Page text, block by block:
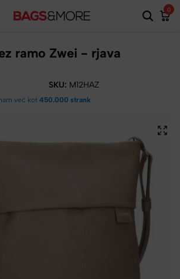
0
ramo Zwei - rjava
SKU: M12HAZ
več kot 450.000 strank